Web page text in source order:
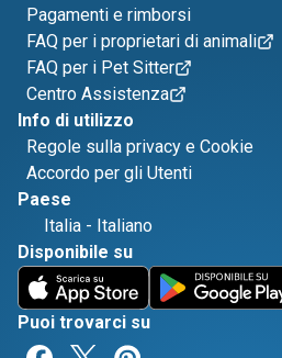
Pagamenti e rimborsi
FAQ per i proprietari di animali
FAQ per i Pet Sitter
Centro Assistenza
Info di utilizzo
Regole sulla privacy e Cookie
Accordo per gli Utenti
Paese
Italia - Italiano
Disponibile su
Puoi trovarci su